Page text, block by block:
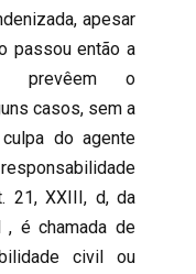
apesar
passou então a
prevêem o
casos, sem a
do agente
21, XXIII, d, da
, é chamada de
civil ou